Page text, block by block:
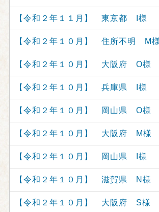
【令和２年１１月】 東京都 I様
【令和２年１０月】 住所不明 M様
【令和２年１０月】 大阪府 O様
【令和２年１０月】 兵庫県 I様
【令和２年１０月】 岡山県 O様
【令和２年１０月】 大阪府 M様
【令和２年１０月】 岡山県 I様
【令和２年１０月】 滋賀県 N様
【令和２年１０月】 大阪府 S様